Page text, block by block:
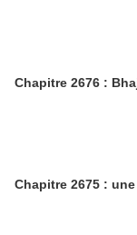
Chapitre 2676 :
Chapitre 2675 :